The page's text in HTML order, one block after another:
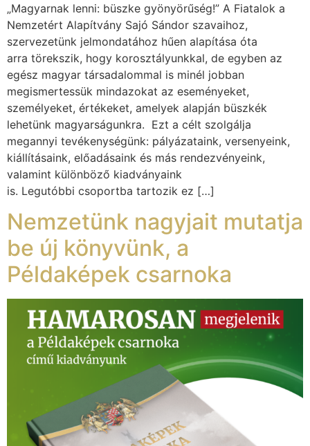
„Magyarnak lenni: büszke gyönyörűség!” A Fiatalok a
Nemzetért Alapítvány Sajó Sándor szavaihoz,
szervezetünk jelmondatához hűen alapítása óta
arra törekszik, hogy korosztályunkkal, de egyben az
egész magyar társadalommal is minél jobban
megismertessük mindazokat az eseményeket,
személyeket, értékeket, amelyek alapján büszkék
lehetünk magyarságunkra. Ezt a célt szolgálja
megannyi tevékenységünk: pályázataink, versenyeink,
kiállításaink, előadásaink és más rendezvényeink,
valamint különböző kiadványaink
is. Legutóbbi csoportba tartozik ez […]
Nemzetünk nagyjait mutatja
be új könyvünk, a
Példaképek csarnoka